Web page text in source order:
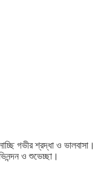
গভীর শ্রদ্ধা ও ভালবাসা।
ও শুভেচ্ছা।